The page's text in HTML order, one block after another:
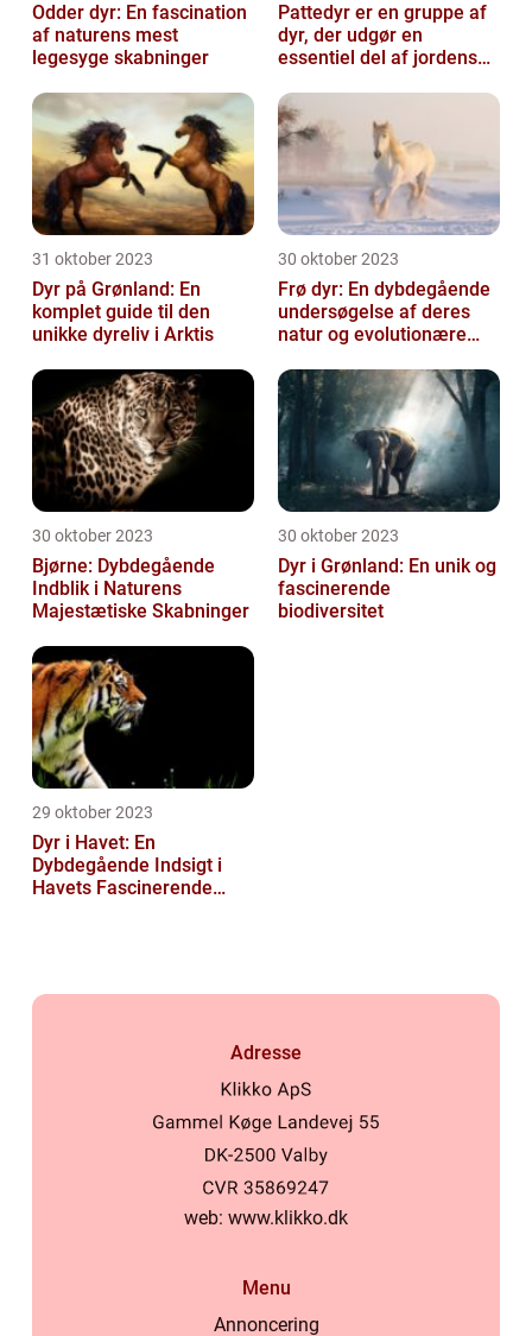
Odder dyr: En fascination
af naturens mest
legesyge skabninger
Pattedyr er en gruppe af
dyr, der udgør en
essentiel del af jordens
31 oktober 2023
Dyr på Grønland: En
komplet guide til den
unikke dyreliv i Arktis
30 oktober 2023
Frø dyr: En dybdegående
undersøgelse af deres
natur og evolutionære
30 oktober 2023
Bjørne: Dybdegående
Indblik i Naturens
Majestætiske Skabninger
30 oktober 2023
Dyr i Grønland: En unik og
fascinerende
biodiversitet
29 oktober 2023
Dyr i Havet: En
Dybdegående Indsigt i
Havets Fascinerende
Adresse
web: www.klikko.dk
Menu
Annoncering